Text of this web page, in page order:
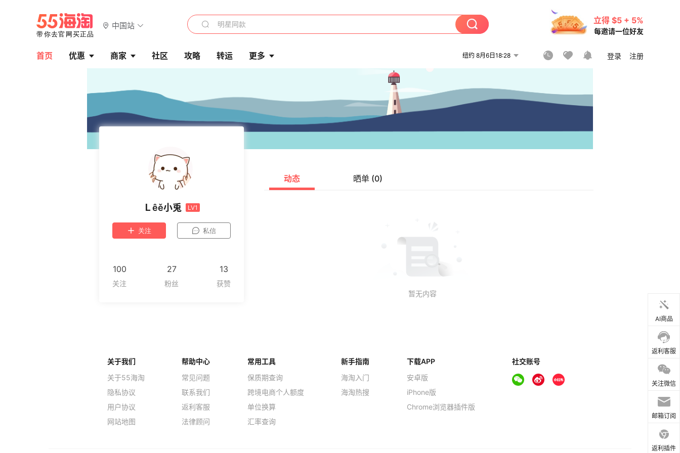
中国站
立得 $5 + 5%
每邀请一位好友
首页 优惠 商家 社区 攻略 转运 更多 纽约 8月6日18:28 登录 注册
Ｌêě小兎 LV1
关注 私信
100 27 13
动态 晒单 (0)
AI商品
返利客服
关注微信
邮箱订阅
返利插件
关于我们
关于55海淘
隐私协议
用户协议
网站地图
帮助中心
常见问题
联系我们
返利客服
法律顾问
常用工具
保质期查询
跨境电商个人额度
单位换算
汇率查询
新手指南
海淘入门
海淘热搜
下载APP
安卓版
iPhone版
Chrome浏览器插件版
社交账号